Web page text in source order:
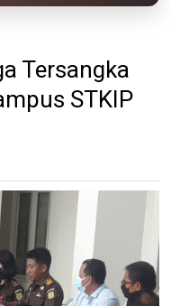
Tersangka
STKIP